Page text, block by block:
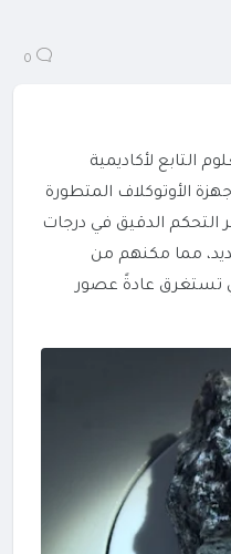
0
التابع لأكاديمية
الأوتوكلاف المتطورة
التحكم الدقيق في درجات
مما مكنهم من
تستغرق عادةً عصور